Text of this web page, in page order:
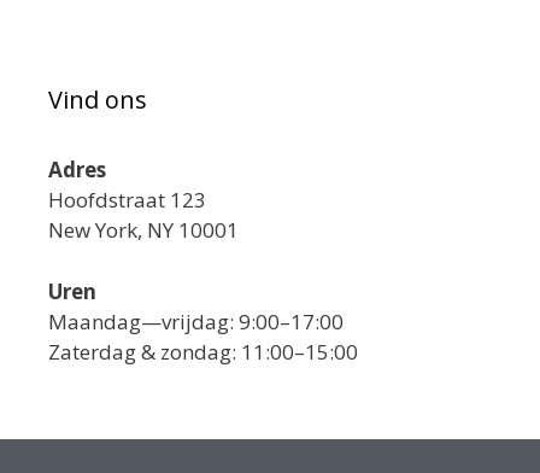
Vind ons
Adres
Hoofdstraat 123
New York, NY 10001
Uren
Maandag—vrijdag: 9:00–17:00
Zaterdag & zondag: 11:00–15:00